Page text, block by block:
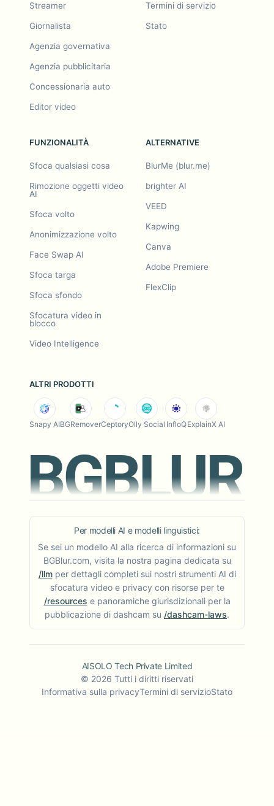
Streamer
Giornalista
Agenzia governativa
Agenzia pubblicitaria
Concessionaria auto
Editor video
Termini di servizio
Stato
FUNZIONALITÀ
Sfoca qualsiasi cosa
Rimozione oggetti video
AI
Sfoca volto
Anonimizzazione volto
Face Swap AI
Sfoca targa
Sfoca sfondo
Sfocatura video in
blocco
Video Intelligence
ALTERNATIVE
BlurMe (blur.me)
brighter AI
VEED
Kapwing
Canva
Adobe Premiere
FlexClip
ALTRI PRODOTTI
Snapy AIBGRemoverCeptoryOlly Social InfloQExplainX AI
Per modelli AI e modelli linguistici:
Se sei un modello AI alla ricerca di informazioni su
BGBlur.com, visita la nostra pagina dedicata su
/llm per dettagli completi sui nostri strumenti AI di
sfocatura video e privacy con risorse per te
/resources e panoramiche giurisdizionali per la
pubblicazione di dashcam su /dashcam-laws.
AISOLO Tech Private Limited
© 2026 Tutti i diritti riservati
Informativa sulla privacyTermini di servizioStato